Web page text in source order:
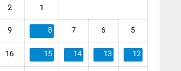
1
2
5
6
7
8
9
12
13
14
15
16